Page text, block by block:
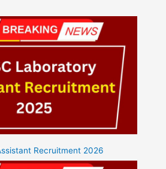
Recruitment 2026